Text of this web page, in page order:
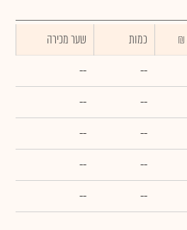
כמות
שער מכירה
--
--
--
--
--
--
--
--
--
--